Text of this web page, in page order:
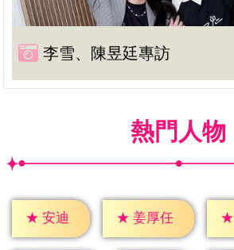
李雪、陳昱廷專訪
熱門人物
★ 安迪 ★ 姜厚任 ★